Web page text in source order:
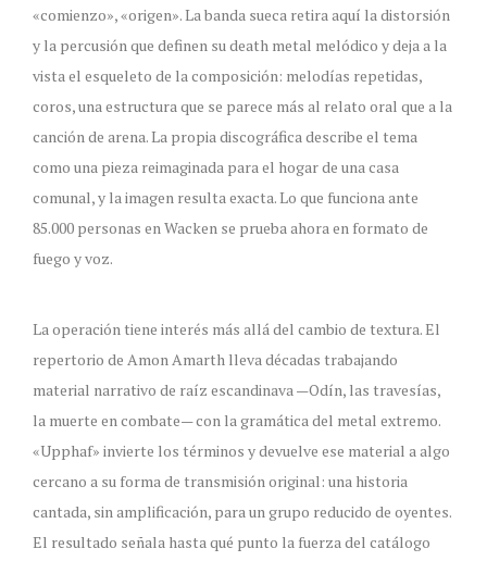
«comienzo», «origen». La banda sueca retira aquí la distorsión
y la percusión que definen su death metal melódico y deja a la
vista el esqueleto de la composición: melodías repetidas,
coros, una estructura que se parece más al relato oral que a la
canción de arena. La propia discográfica describe el tema
como una pieza reimaginada para el hogar de una casa
comunal, y la imagen resulta exacta. Lo que funciona ante
85.000 personas en Wacken se prueba ahora en formato de
fuego y voz.
La operación tiene interés más allá del cambio de textura. El
repertorio de Amon Amarth lleva décadas trabajando
material narrativo de raíz escandinava —Odín, las travesías,
la muerte en combate— con la gramática del metal extremo.
«Upphaf» invierte los términos y devuelve ese material a algo
cercano a su forma de transmisión original: una historia
cantada, sin amplificación, para un grupo reducido de oyentes.
El resultado señala hasta qué punto la fuerza del catálogo